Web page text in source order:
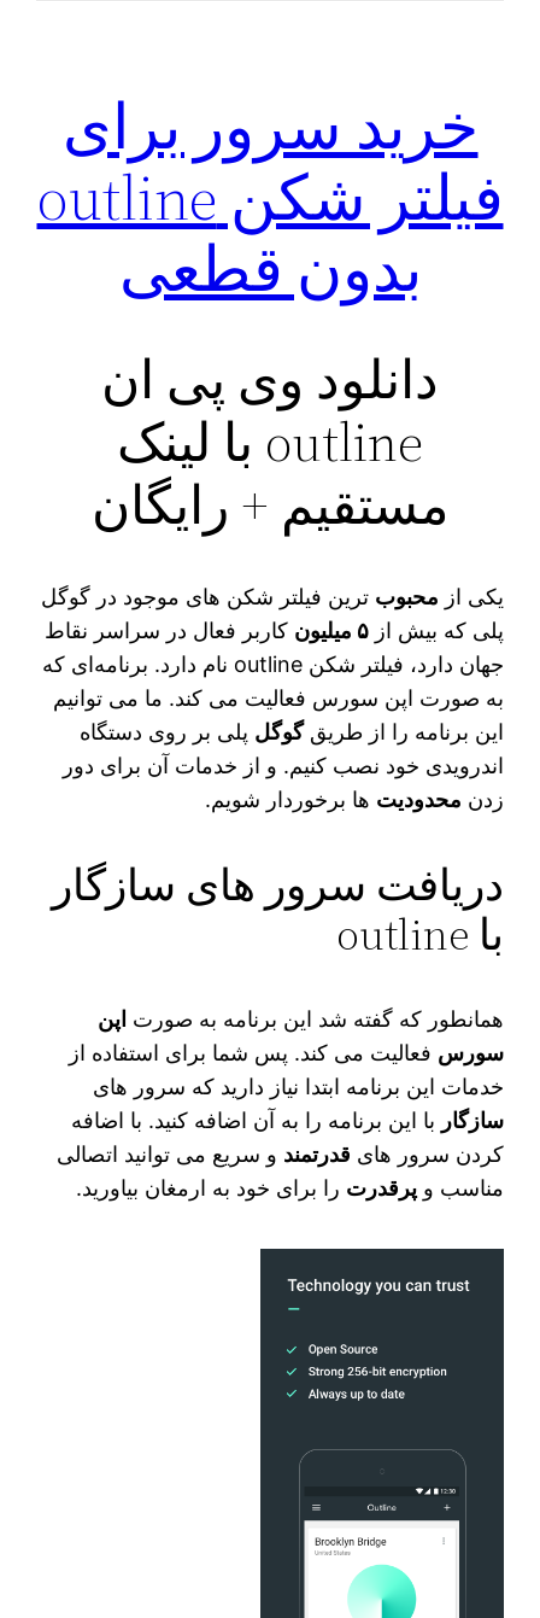
خرید سرور برای
فیلتر شکن outline
بدون قطعی
دانلود وی پی ان
outline با لینک
مستقیم + رایگان
یکی از محبوب‌ ترین فیلتر شکن‌ های موجود در گوگل
پلی که بیش از۵ میلیون
کاربر فعال در سراسر نقاط
جهان دارد، فیلتر شکن outline نام دارد. برنامه‌ای که
به صورت اپن سورس فعالیت می‌ کند. ما می‌ توانیم
این برنامه را از طریقگوگل پلی بر روی دستگاه
اندرویدی خود نصب کنیم. و از خدمات آن برای دور
زدن محدودیت‌ ها برخوردار شویم.
دریافت سرور های سازگار
با outline
همانطور که گفته شد این برنامه به صورت اپن
سورس فعالیت می‌ کند. پس شما برای استفاده از
خدمات این برنامه ابتدا نیاز دارید که سرور های
سازگار با این برنامه را به آن اضافه کنید. با اضافه
کردن سرور های قدرتمند و سریع می‌ توانید اتصالی
مناسب وپرقدرت را برای خود به ارمغان بیاورید.